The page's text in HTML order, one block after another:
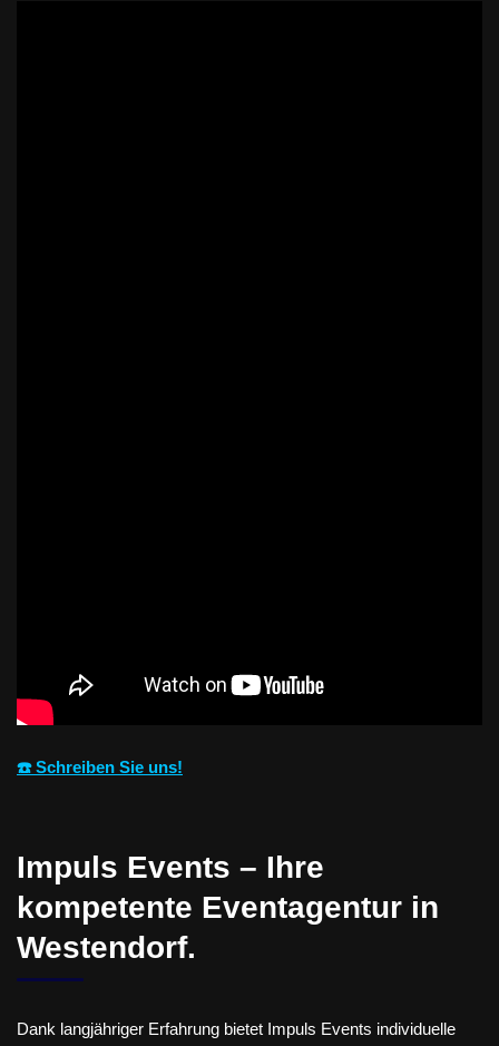
☎️ Schreiben Sie uns!
Impuls Events – Ihre
kompetente Eventagentur in
Westendorf.
Dank langjähriger Erfahrung bietet Impuls Events individuelle